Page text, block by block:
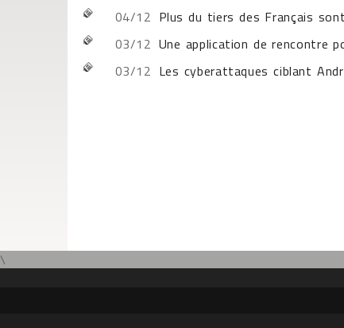
04/12 Plus du tiers des Français
03/12 Une application de rencontre
03/12 Les cyberattaques ciblant
\